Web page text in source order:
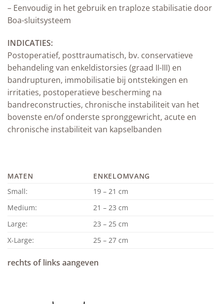
– Eenvoudig in het gebruik en traploze stabilisatie door
Boa-sluitsysteem
INDICATIES:
Postoperatief, posttraumatisch, bv. conservatieve
behandeling van enkeldistorsies (graad II-III) en
bandrupturen, immobilisatie bij ontstekingen en
irritaties, postoperatieve bescherming na
bandreconstructies, chronische instabiliteit van het
bovenste en/of onderste spronggewricht, acute en
chronische instabiliteit van kapselbanden
MATEN
ENKELOMVANG
Small:
19 – 21 cm
Medium:
21 – 23 cm
Large:
23 – 25 cm
X-Large:
25 – 27 cm
rechts of links aangeven